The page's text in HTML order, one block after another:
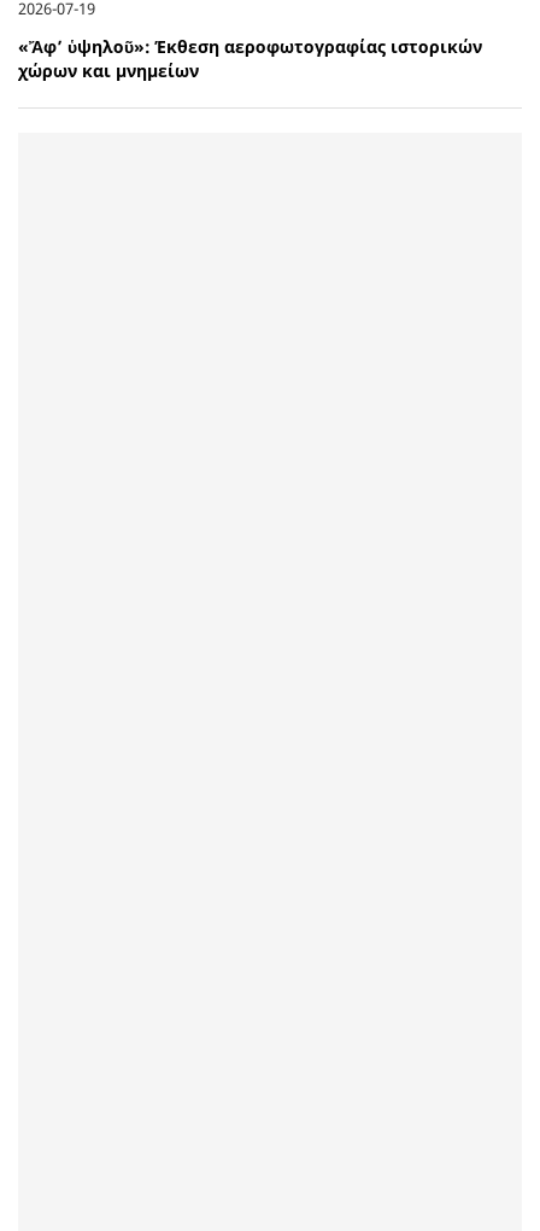
2026-07-19
«Ἄφ’ ὑψηλοῦ»: Έκθεση αεροφωτογραφίας ιστορικών
χώρων και μνημείων